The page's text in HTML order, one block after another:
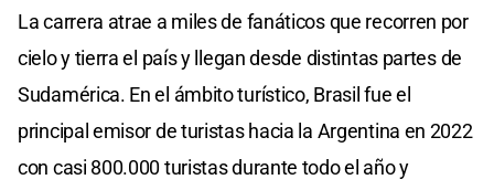
La carrera atrae a miles de fanáticos que recorren por
cielo y tierra el país y llegan desde distintas partes de
Sudamérica. En el ámbito turístico, Brasil fue el
principal emisor de turistas hacia la Argentina en 2022
con casi 800.000 turistas durante todo el año y